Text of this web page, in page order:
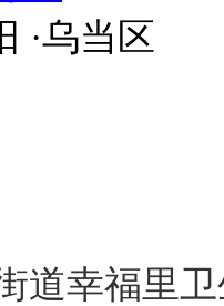
·乌当区
道幸福里